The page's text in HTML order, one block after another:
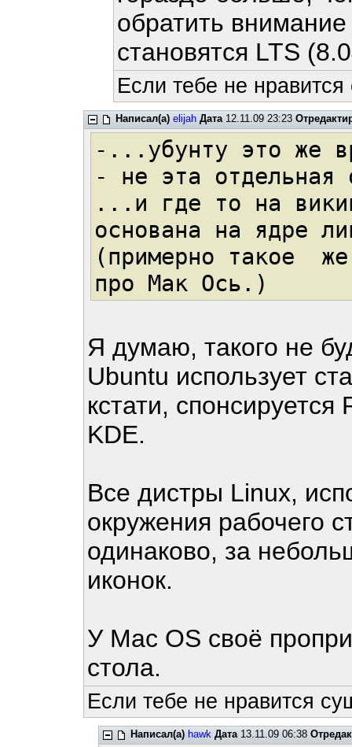
обратить
становятся LTS
Если тебе не
Написал(а) elijah Дата12.11.09 23:23
-...убунту это же
- не эта
...и где то на
основана на ядре
(примерно такое же
про Мак Ось.)
Я думаю, такого не
Ubuntu использует
кстати,
KDE.
Все дистры Linux,
окружения рабочего
одинаково, за
иконок.
У Mac OS своё
стола.
Если тебе не нравится
Написал(а) hawk Дата13.11.09 06:38